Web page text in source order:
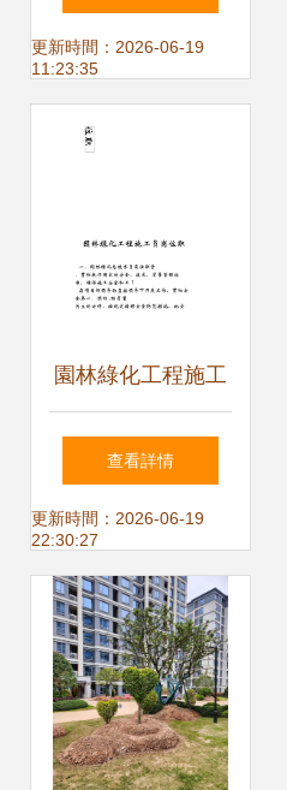
工驗收標準
更新時間：2026-06-19
11:23:35
園林綠化工程施工
員崗位職責
查看詳情
更新時間：2026-06-19
22:30:27